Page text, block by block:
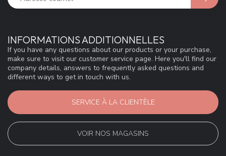
INFORMATIONS ADDITIONNELLES
If you have any questions about our products or your purchase,
make sure to visit our customer service page. Here you'll find our
company details, answers to frequently asked questions and
different ways to get in touch with us.
SERVICE À LA CLIENTÈLE
VOIR NOS MAGASINS